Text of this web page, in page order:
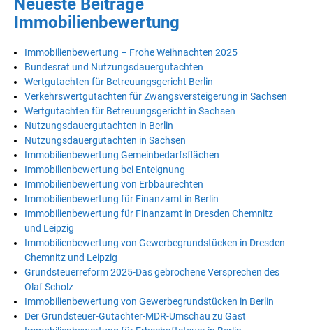
Neueste Beiträge
Immobilienbewertung
Immobilienbewertung – Frohe Weihnachten 2025
Bundesrat und Nutzungsdauergutachten
Wertgutachten für Betreuungsgericht Berlin
Verkehrswertgutachten für Zwangsversteigerung in Sachsen
Wertgutachten für Betreuungsgericht in Sachsen
Nutzungsdauergutachten in Berlin
Nutzungsdauergutachten in Sachsen
Immobilienbewertung Gemeinbedarfsflächen
Immobilienbewertung bei Enteignung
Immobilienbewertung von Erbbaurechten
Immobilienbewertung für Finanzamt in Berlin
Immobilienbewertung für Finanzamt in Dresden Chemnitz
und Leipzig
Immobilienbewertung von Gewerbegrundstücken in Dresden
Chemnitz und Leipzig
Grundsteuerreform 2025-Das gebrochene Versprechen des
Olaf Scholz
Immobilienbewertung von Gewerbegrundstücken in Berlin
Der Grundsteuer-Gutachter-MDR-Umschau zu Gast